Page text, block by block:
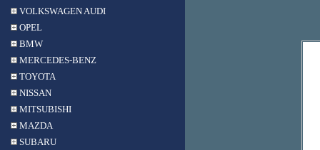
VOLKSWAGEN AUDI
OPEL
BMW
MERCEDES-BENZ
TOYOTA
NISSAN
MITSUBISHI
MAZDA
SUBARU